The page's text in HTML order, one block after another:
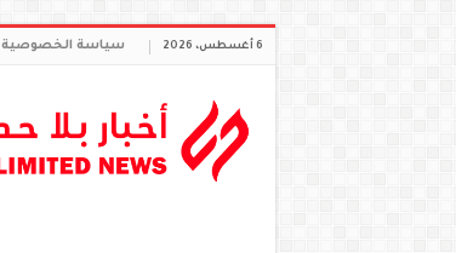
6 أغسطس، 2026 سياسة الخصوصية